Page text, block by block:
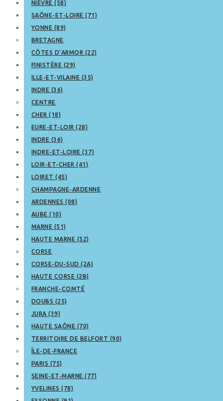
NIÈVRE (58)
SAÔNE-ET-LOIRE (71)
YONNE (89)
BRETAGNE
CÔTES D’ARMOR (22)
FINISTÈRE (29)
ILLE-ET-VILAINE (35)
INDRE (36)
CENTRE
CHER (18)
EURE-ET-LOIR (28)
INDRE (36)
INDRE-ET-LOIRE (37)
LOIR-ET-CHER (41)
LOIRET (45)
CHAMPAGNE-ARDENNE
ARDENNES (08)
AUBE (10)
MARNE (51)
HAUTE MARNE (52)
CORSE
CORSE-DU-SUD (2A)
HAUTE CORSE (2B)
FRANCHE-COMTÉ
DOUBS (25)
JURA (39)
HAUTE SAÔNE (70)
TERRITOIRE DE BELFORT (90)
ÎLE-DE-FRANCE
PARIS (75)
SEINE-ET-MARNE (77)
YVELINES (78)